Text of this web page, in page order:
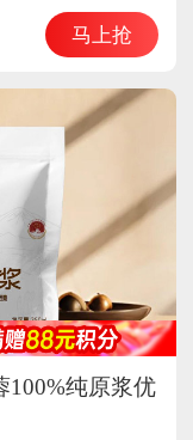
马上抢
100%纯原浆优